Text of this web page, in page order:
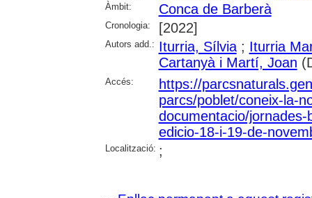
Àmbit:
Conca de Barberà
Cronologia: [2022]
Autors add.: Iturria, Sílvia; Iturria
Cartanyà i Martí, Joan
Accés:
https://
parcs/poblet/coneix-la-
documentacio/
edicio-18-i-19-de-
Localització: ;